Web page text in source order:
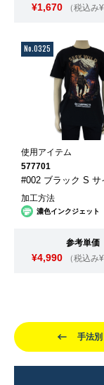
¥1,670 （税込み
No.0325
使用アイテム
577701
#002 ブラック S サ
加工方法
濃色インクジェット
参考単価
¥4,990 （税込み
手法